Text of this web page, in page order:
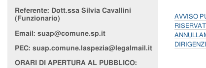
AVVISO
Referente: Dott.ssa Silvia Cavallini
(Funzionario)
Email: suap@comune.sp.it
PEC: suap.comune.laspezia@legalmail.it
ORARI DI APERTURA AL PUBBLICO: